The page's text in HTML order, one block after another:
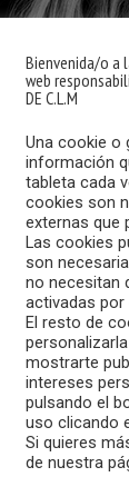
en
y
Bienvenida/o a
web
DE C.L.M
Una cookie o
información
tableta cada
cookies son
externas que
Las cookies
son
no necesitan
activadas por
El resto de
mostrarte
intereses
pulsando el
uso clicando
Si quieres
de nuestra